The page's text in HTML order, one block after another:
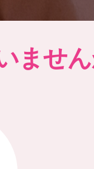
ませ